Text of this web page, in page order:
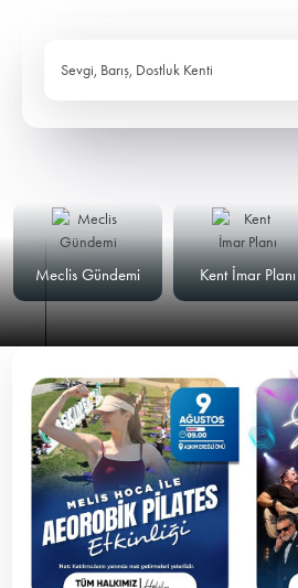
Sevgi, Barış, Dostluk Kenti
Meclis Gündemi
Kent İmar Planı